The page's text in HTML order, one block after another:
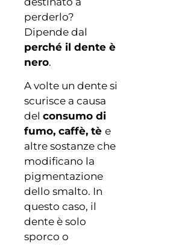
perderlo?
Dipende dal
perché il dente è
nero.
A volte un dente si
scurisce a causa
del consumo di
fumo, caffè, tè e
altre sostanze che
modificano la
pigmentazione
dello smalto. In
questo caso, il
dente è solo
sporco o